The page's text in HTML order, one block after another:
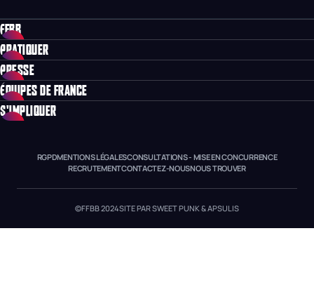
FFBB
PRATIQUER
PRESSE
ÉQUIPES DE FRANCE
S'IMPLIQUER
RGPDMENTIONS LÉGALESCONSULTATIONS - MISE EN CONCURRENCE
RECRUTEMENTCONTACTEZ-NOUSNOUS TROUVER
©FFBB 2024SITE PAR SWEET PUNK & APSULIS